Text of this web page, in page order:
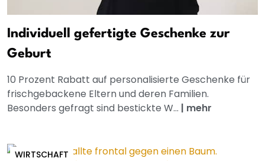
Individuell gefertigte Geschenke zur
Geburt
10 Prozent Rabatt auf personalisierte Geschenke für
frischgebackene Eltern und deren Familien.
Besonders gefragt sind bestickte W... | mehr
WIRTSCHAFT